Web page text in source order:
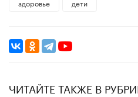
здоровье дети
ЧИТАЙТЕ ТАКЖЕ В